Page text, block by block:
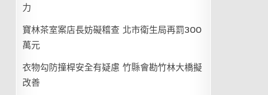
力
寶林茶室案店長妨礙稽查 北市衛生局再罰300
萬元
衣物勾防撞桿安全有疑慮 竹縣會勘竹林大橋擬
改善